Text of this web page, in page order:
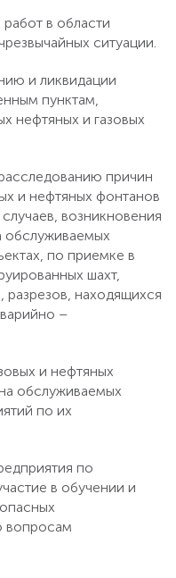
в области
ситуации.
и ликвидации
пунктам,
нефтяных и газовых
причин
и нефтяных фонтанов
возникновения
обслуживаемых
по приемке в
шахт,
разрезов, находящихся
–
и нефтяных
обслуживаемых
по их
по
в обучении и
вопросам